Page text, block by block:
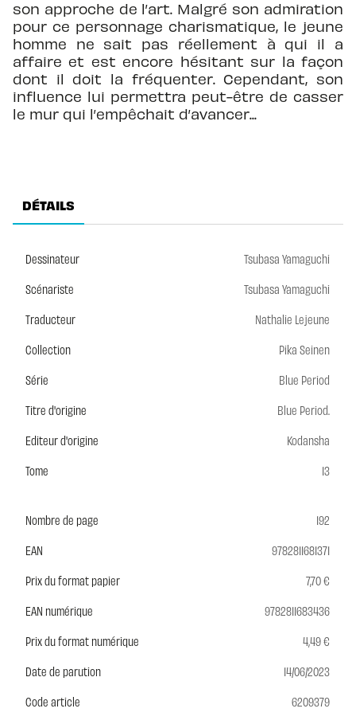
son approche de l’art. Malgré son admiration
pour ce personnage charismatique, le jeune
homme ne sait pas réellement à qui il a
affaire et est encore hésitant sur la façon
dont il doit la fréquenter. Cependant, son
influence lui permettra peut-être de casser
le mur qui l’empêchait d’avancer...
DÉTAILS
Dessinateur
Tsubasa Yamaguchi
Scénariste
Tsubasa Yamaguchi
Traducteur
Nathalie Lejeune
Collection
Pika Seinen
Série
Blue Period
Titre d'origine
Blue Period.
Editeur d'origine
Kodansha
Tome
13
Nombre de page
192
EAN
9782811681371
Prix du format papier
7,70 €
EAN numérique
9782811683436
Prix du format numérique
4,49 €
Date de parution
14/06/2023
Code article
6209379